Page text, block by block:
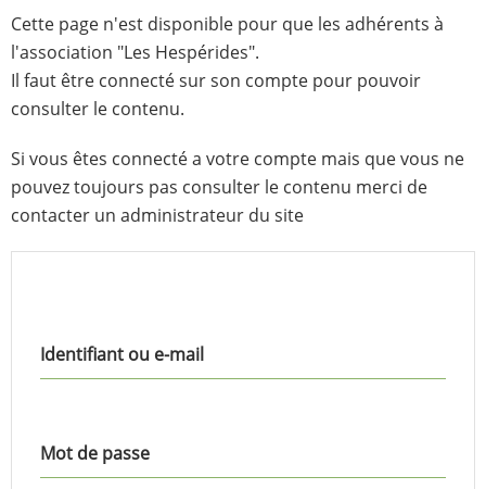
Cette page n'est disponible pour que les adhérents à
l'association "Les Hespérides".
Il faut être connecté sur son compte pour pouvoir
consulter le contenu.
Si vous êtes connecté a votre compte mais que vous ne
pouvez toujours pas consulter le contenu merci de
contacter un administrateur du site
Identifiant ou e-mail
Mot de passe